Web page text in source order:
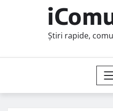
Știri rapide,